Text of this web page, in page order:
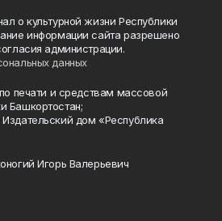
о культурной жизни Республики
информации сайта разрешено
администрации.
данных
печати и средствам массовой
Башкортостан;
дом «Республика
Игорь Валерьевич